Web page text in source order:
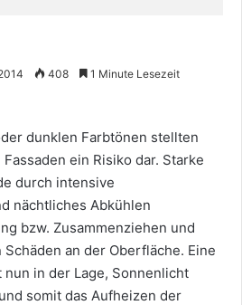
408 1 Minute Lesezeit
dunklen Farbtönen stellten
ein Risiko dar. Starke
durch intensive
nächtliches Abkühlen
bzw. Zusammenziehen und
an der Oberfläche. Eine
nun in der Lage, Sonnenlicht
somit das Aufheizen der